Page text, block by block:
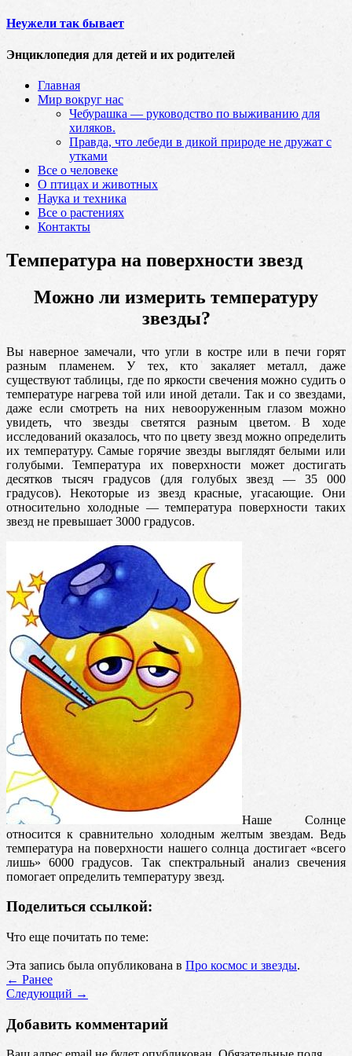
Неужели так бывает
Энциклопедия для детей и их родителей
Главная
Мир вокруг нас
Чебурашка — руководство по выживанию для
хиляков.
Правда, что лебеди в дикой природе не дружат с
утками
Все о человеке
О птицах и животных
Наука и техника
Все о растениях
Контакты
Температура на поверхности звезд
Можно ли измерить температуру
звезды?
Вы наверное замечали, что угли в костре или в печи горят
разным пламенем. У тех, кто закаляет металл, даже
существуют таблицы, где по яркости свечения можно судить о
температуре нагрева той или иной детали. Так и со звездами,
даже если смотреть на них невооруженным глазом можно
увидеть, что звезды светятся разным цветом. В ходе
исследований оказалось, что по цвету звезд можно определить
их температуру. Самые горячие звезды выглядят белыми или
голубыми. Температура их поверхности может достигать
десятков тысяч градусов (для голубых звезд — 35 000
градусов). Некоторые из звезд красные, угасающие. Они
относительно холодные — температура поверхности таких
звезд не превышает 3000 градусов.
Наше Солнце
относится к сравнительно холодным желтым звездам. Ведь
температура на поверхности нашего солнца достигает «всего
лишь» 6000 градусов. Так спектральный анализ свечения
помогает определить температуру звезд.
Поделиться ссылкой:
Что еще почитать по теме:
Эта запись была опубликована в Про космос и звезды.
← Ранее
Cледующий →
Добавить комментарий